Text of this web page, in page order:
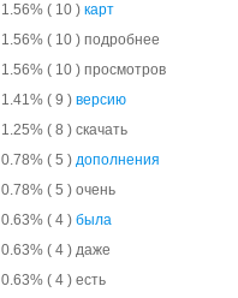
1.56% ( 10 ) карт
1.56% ( 10 ) подробнее
1.56% ( 10 ) просмотров
1.41% ( 9 ) версию
1.25% ( 8 ) скачать
0.78% ( 5 ) дополнения
0.78% ( 5 ) очень
0.63% ( 4 ) была
0.63% ( 4 ) даже
0.63% ( 4 ) есть